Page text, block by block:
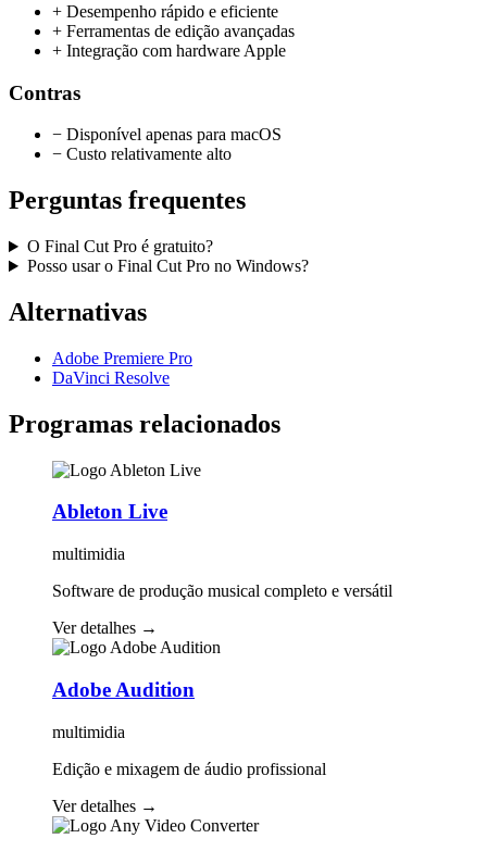
+ Desempenho rápido e eficiente
+ Ferramentas de edição avançadas
+ Integração com hardware Apple
Contras
− Disponível apenas para macOS
− Custo relativamente alto
Perguntas frequentes
O Final Cut Pro é gratuito?
Posso usar o Final Cut Pro no Windows?
Alternativas
Adobe Premiere Pro
DaVinci Resolve
Programas relacionados
Ableton Live
multimidia
Software de produção musical completo e versátil
Ver detalhes →
Adobe Audition
multimidia
Edição e mixagem de áudio profissional
Ver detalhes →